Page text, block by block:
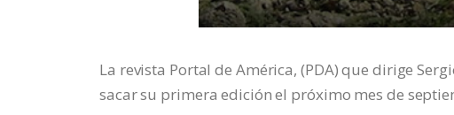
La revista Portal de América, (PDA) que dirige
sacar su primera edición el próximo mes de